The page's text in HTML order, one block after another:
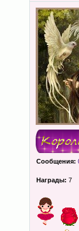
Сообщения:
Награды: 7